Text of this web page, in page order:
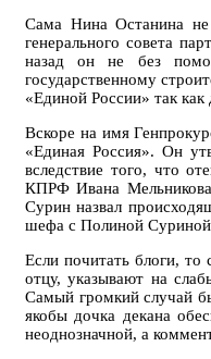
Сама Нина Останина не
генерального совета
назад он не без
государственному
«Единой России» так как
Вскоре на имя
«Единая Россия». Он
вследствие того, что
КПРФ Ивана Мельникова
Сурин назвал
шефа с Полиной Суриной
Если почитать блоги, то
отцу, указывают на
Самый громкий случай
якобы дочка декана
неоднозначной, а